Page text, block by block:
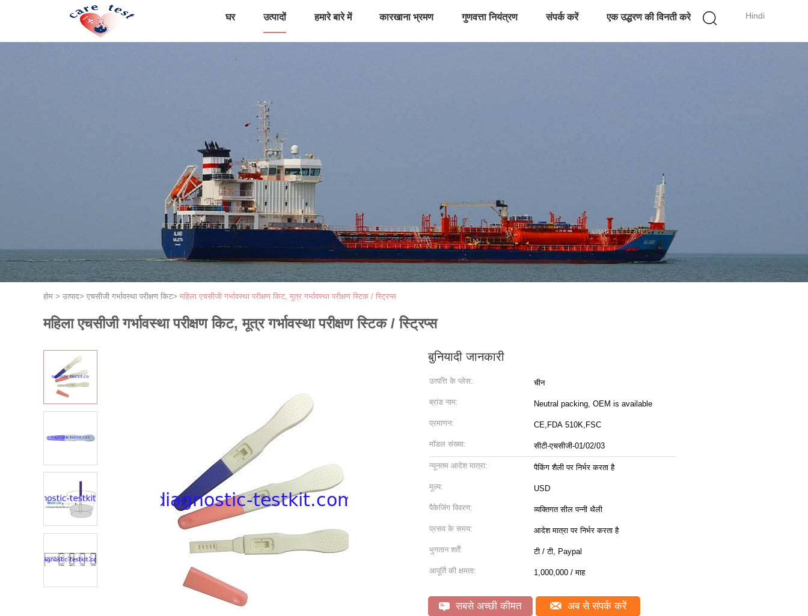
Hindi
घर उत्पादों हमारे बारे में कारखाना भ्रमण गुणवत्ता नियंत्रण संपर्क करें एक उद्धरण की विनती करे
होम > उत्पाद> एचसीजी गर्भावस्था परीक्षण किट> महिला एचसीजी गर्भावस्था परीक्षण किट, मूत्र गर्भावस्था परीक्षण स्टिक / स्ट्रिप्स
महिला एचसीजी गर्भावस्था परीक्षण किट, मूत्र गर्भावस्था परीक्षण स्टिक / स्ट्रिप्स
बुनियादी जानकारी
उत्पत्ति के प्लेस: चीन
ब्रांड नाम: Neutral packing, OEM is available
प्रमाणन: CE,FDA 510K,FSC
मॉडल संख्या: सीटी-एचसीजी-01/02/03
न्यूनतम आदेश मात्रा: पैकिंग शैली पर निर्भर करता है
मूल्य: USD
पैकेजिंग विवरण: व्यक्तिगत सील पन्नी थैली
प्रसव के समय: आदेश मात्रा पर निर्भर करता है
भुगतान शर्तें: टी / टी, Paypal
आपूर्ति की क्षमता: 1,000,000 / माह
सबसे अच्छी कीमत अब से संपर्क करें